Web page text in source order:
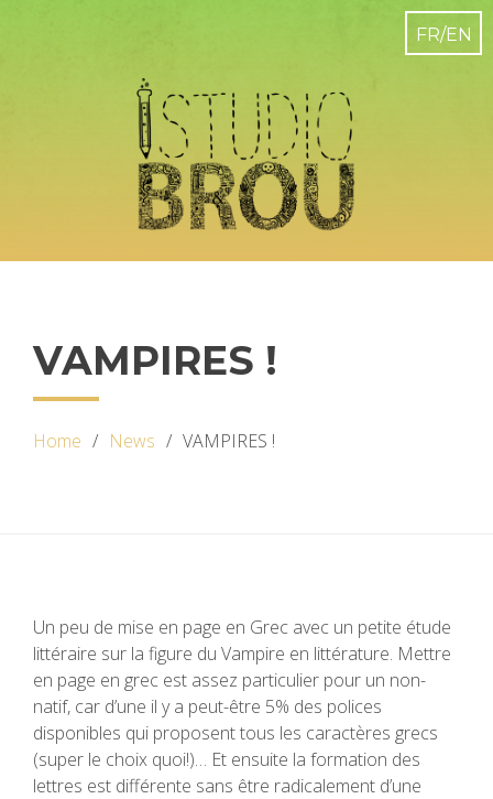
VAMPIRES !
Home News VAMPIRES !
Un peu de mise en page en Grec avec un petite étude
littéraire sur la figure du Vampire en littérature. Mettre
en page en grec est assez particulier pour un non-
natif, car d’une il y a peut-être 5% des polices
disponibles qui proposent tous les caractères grecs
(super le choix quoi!)… Et ensuite la formation des
lettres est différente sans être radicalement d’une